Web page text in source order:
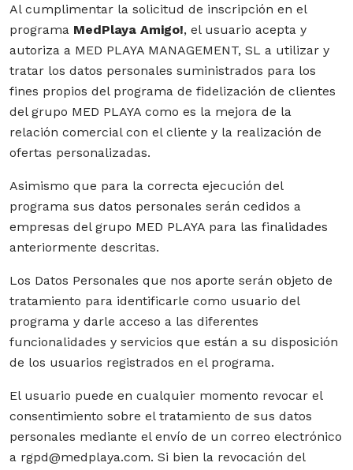
Al cumplimentar la solicitud de inscripción en el
programa MedPlaya Amigo!, el usuario acepta y
autoriza a MED PLAYA MANAGEMENT, SL a utilizar y
tratar los datos personales suministrados para los
fines propios del programa de fidelización de clientes
del grupo MED PLAYA como es la mejora de la
relación comercial con el cliente y la realización de
ofertas personalizadas.
Asimismo que para la correcta ejecución del
programa sus datos personales serán cedidos a
empresas del grupo MED PLAYA para las finalidades
anteriormente descritas.
Los Datos Personales que nos aporte serán objeto de
tratamiento para identificarle como usuario del
programa y darle acceso a las diferentes
funcionalidades y servicios que están a su disposición
de los usuarios registrados en el programa.
El usuario puede en cualquier momento revocar el
consentimiento sobre el tratamiento de sus datos
personales mediante el envío de un correo electrónico
a rgpd@medplaya.com. Si bien la revocación del